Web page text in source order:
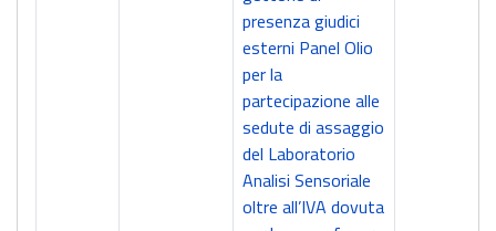
presenza giudici
esterni Panel Olio
per la
partecipazione alle
sedute di assaggio
del Laboratorio
Analisi Sensoriale
oltre all’IVA dovuta